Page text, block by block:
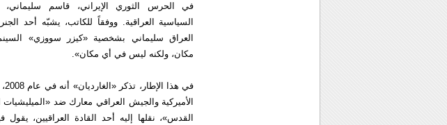
في الحرس الثوري الإيراني، قاسم سليماني،
السياسية العراقية. ووفقاً للكاتب، يشبّه أحد
العراق سليماني بشخصية «كيزر سووزي»
مكان، ولكنه ليس في أي مكان».
في
الأميركية والجيش العراقي معارك ضد
القدس»، نقلها إليه أحد القادة العراقيين،